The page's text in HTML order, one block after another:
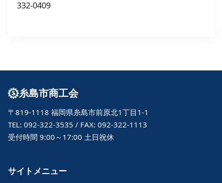
332-0409
糸島市商工会
〒819-1118 福岡県糸島市前原北1丁目1-1
TEL: 092-322-3535 / FAX: 092-322-1113
受付時間 9:00～17:00 土日祝休
サイトメニュー